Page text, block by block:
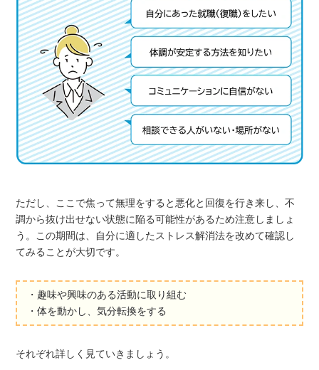
ただし、ここで焦って無理をすると悪化と回復を行き来し、不
調から抜け出せない状態に陥る可能性があるため注意しましょ
う。この期間は、自分に適したストレス解消法を改めて確認し
てみることが大切です。
・趣味や興味のある活動に取り組む
・体を動かし、気分転換をする
それぞれ詳しく見ていきましょう。